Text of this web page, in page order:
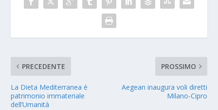
PRECEDENTE
La Dieta Mediterranea è
patrimonio immateriale
dell’Umanità
PROSSIMO
Aegean inaugura voli diretti
Milano-Cipro